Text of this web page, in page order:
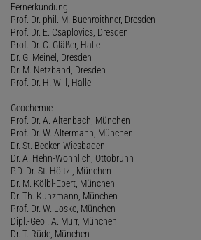
Fernerkundung
Prof. Dr. phil. M. Buchroithner, Dresden
Prof. Dr. E. Csaplovics, Dresden
Prof. Dr. C. Gläßer, Halle
Dr. G. Meinel, Dresden
Dr. M. Netzband, Dresden
Prof. Dr. H. Will, Halle
Geochemie
Prof. Dr. A. Altenbach, München
Prof. Dr. W. Altermann, München
Dr. St. Becker, Wiesbaden
Dr. A. Hehn-Wohnlich, Ottobrunn
P.D. Dr. St. Höltzl, München
Dr. M. Kölbl-Ebert, München
Dr. Th. Kunzmann, München
Prof. Dr. W. Loske, München
Dipl.-Geol. A. Murr, München
Dr. T. Rüde, München